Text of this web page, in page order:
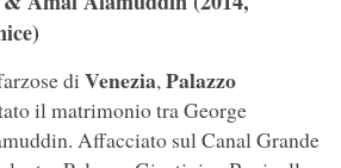
di Venezia,Palazzo
il matrimonio tra George
Affacciato sul Canal Grande